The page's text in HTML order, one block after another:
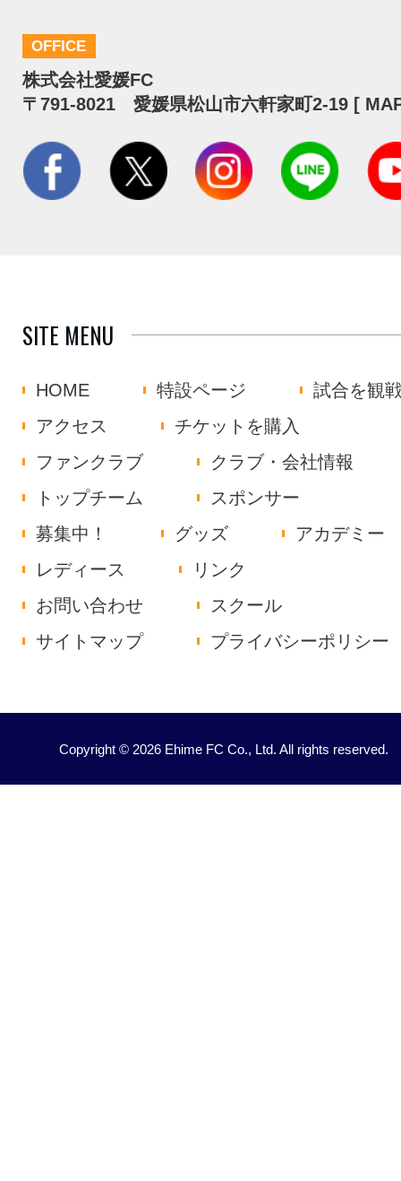
OFFICE
株式会社愛媛FC
〒791-8021 愛媛県松山市六軒家町2-19 [
SITE MENU
HOME 特設ページ
試合を観
アクセス
チケットを購入
ファンクラブ
クラブ・会社情報
トップチーム
スポンサー
募集中！
グッズ
アカデミー
レディース
リンク
お問い合わせ
スクール
サイトマップ
プライバシーポリシー
Copyright © 2026 Ehime FC Co., Ltd. All rights reserved.